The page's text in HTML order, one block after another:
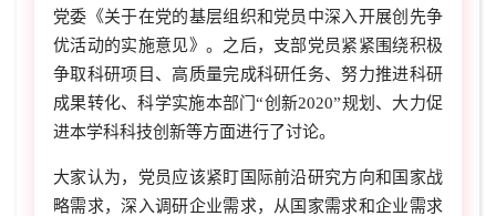
党委《关于在党的基层组织和党员中深入开展创先争
优活动的实施意见》。之后，支部党员紧紧围绕积极
争取科研项目、高质量完成科研任务、努力推进科研
成果转化、科学实施本部门“创新2020”规划、大力促
进本学科科技创新等方面进行了讨论。
大家认为，党员应该紧盯国际前沿研究方向和国家战
略需求，深入调研企业需求，从国家需求和企业需求